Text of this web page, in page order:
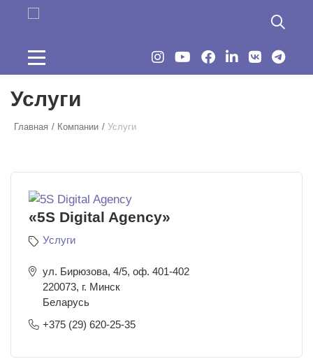
Перейти к основному содержанию
Услуги
Главная Компании Услуги
«5S Digital Agency»
Услуги
ул. Бирюзова, 4/5, оф. 401-402
220073, г. Минск
Беларусь
+375 (29) 620-25-35